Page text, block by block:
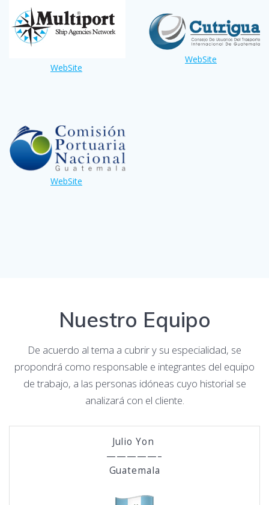
WebSite
WebSite
WebSite
Nuestro Equipo
De acuerdo al tema a cubrir y su especialidad, se
propondrá como responsable e integrantes del equipo
de trabajo, a las personas idóneas cuyo historial se
analizará con el cliente.
Julio Yon
—————–
Guatemala